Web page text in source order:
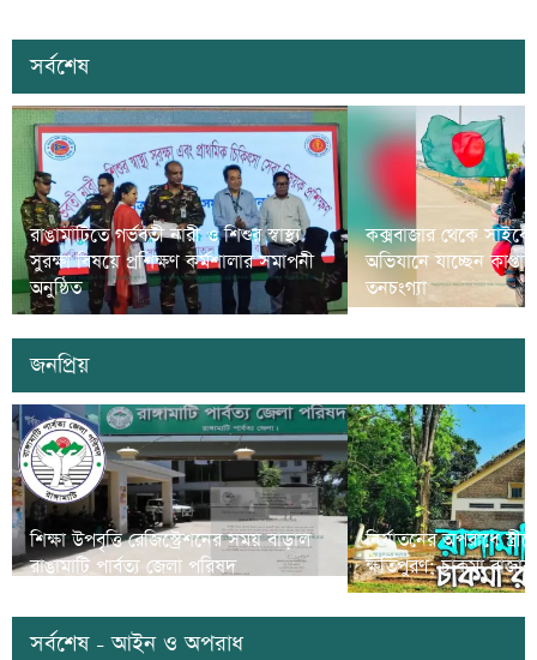
সর্বশেষ
রাঙামাটিতে গর্ভবতী নারী ও শিশুর স্বাস্থ্য
সুরক্ষা বিষয়ে প্রশিক্ষণ কর্মশালার সমাপনী
অনুষ্ঠিত
কক্সবাজার থেকে
অভিযানে যাচ্ছেন
তনচংগ্যা
জনপ্রিয়
শিক্ষা উপবৃত্তি রেজিস্ট্রেশনের সময় বাড়াল
রাঙামাটি পার্বত্য জেলা পরিষদ
নির্যাতনের অপরাধে
ক্ষতিপুরণ; চাকমা
সর্বশেষ - আইন ও অপরাধ